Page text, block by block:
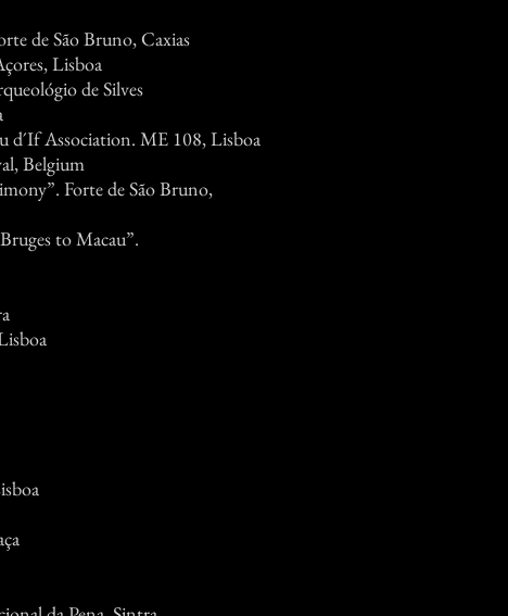
de São Bruno, Caxias
Lisboa
de Silves
d´If Association. ME 108, Lisboa
Belgium
Forte de São Bruno,
to Macau”.